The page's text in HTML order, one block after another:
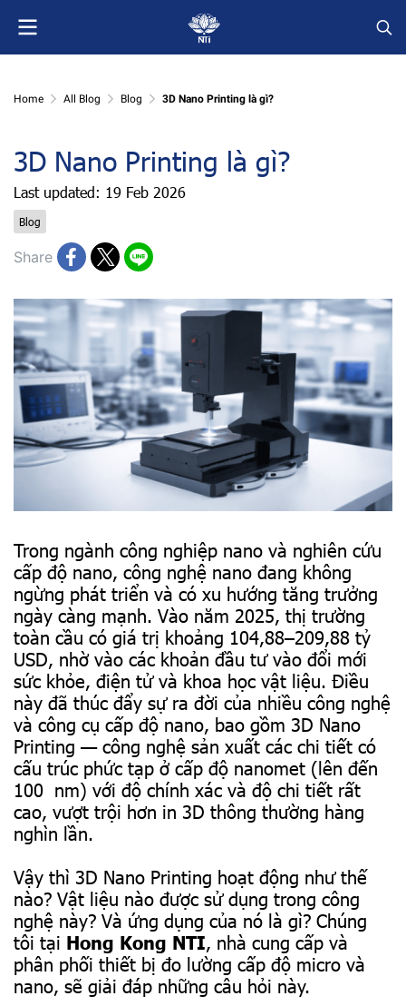
Home All Blog Blog 3D Nano Printing là gì?
3D Nano Printing là gì?
Last updated: 19 Feb 2026
Blog
Share
Trong ngành công nghiệp nano và nghiên cứu
cấp độ nano, công nghệ nano đang không
ngừng phát triển và có xu hướng tăng trưởng
ngày càng mạnh. Vào năm 2025, thị trường
toàn cầu có giá trị khoảng 104,88–209,88 tỷ
USD, nhờ vào các khoản đầu tư vào đổi mới
sức khỏe, điện tử và khoa học vật liệu. Điều
này đã thúc đẩy sự ra đời của nhiều công nghệ
và công cụ cấp độ nano, bao gồm 3D Nano
Printing — công nghệ sản xuất các chi tiết có
cấu trúc phức tạp ở cấp độ nanomet (lên đến
100 nm) với độ chính xác và độ chi tiết rất
cao, vượt trội hơn in 3D thông thường hàng
nghìn lần.
Vậy thì 3D Nano Printing hoạt động như thế
nào? Vật liệu nào được sử dụng trong công
nghệ này? Và ứng dụng của nó là gì? Chúng
tôi tại Hong Kong NTI, nhà cung cấp và
phân phối thiết bị đo lường cấp độ micro và
nano, sẽ giải đáp những câu hỏi này.